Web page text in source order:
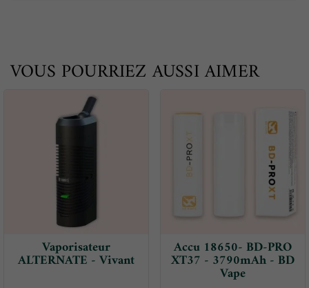
VOUS POURRIEZ AUSSI AIMER
Vaporisateur
ALTERNATE - Vivant
Accu 18650- BD-PRO
XT37 - 3790mAh - BD
Vape